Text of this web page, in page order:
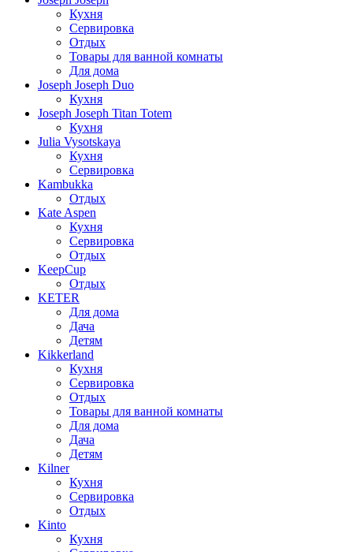
Кухня
Сервировка
Отдых
Товары для ванной комнаты
Для дома
Joseph Joseph Duo
Кухня
Joseph Joseph Titan Totem
Кухня
Julia Vysotskaya
Кухня
Сервировка
Kambukka
Отдых
Kate Aspen
Кухня
Сервировка
Отдых
KeepCup
Отдых
KETER
Для дома
Дача
Детям
Kikkerland
Кухня
Сервировка
Отдых
Товары для ванной комнаты
Для дома
Дача
Детям
Kilner
Кухня
Сервировка
Отдых
Kinto
Кухня